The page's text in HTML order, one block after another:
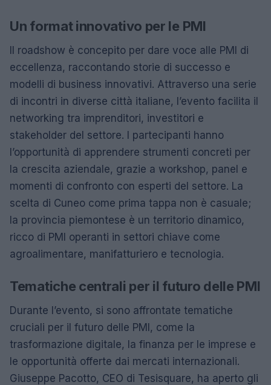
Un format innovativo per le PMI
Il roadshow è concepito per dare voce alle PMI di
eccellenza, raccontando storie di successo e
modelli di business innovativi. Attraverso una serie
di incontri in diverse città italiane, l’evento facilita il
networking tra imprenditori, investitori e
stakeholder del settore. I partecipanti hanno
l’opportunità di apprendere strumenti concreti per
la crescita aziendale, grazie a workshop, panel e
momenti di confronto con esperti del settore. La
scelta di Cuneo come prima tappa non è casuale;
la provincia piemontese è un territorio dinamico,
ricco di PMI operanti in settori chiave come
agroalimentare, manifatturiero e tecnologia.
Tematiche centrali per il futuro delle PMI
Durante l’evento, si sono affrontate tematiche
cruciali per il futuro delle PMI, come la
trasformazione digitale, la finanza per le imprese e
le opportunità offerte dai mercati internazionali.
Giuseppe Pacotto, CEO di Tesisquare, ha aperto gli